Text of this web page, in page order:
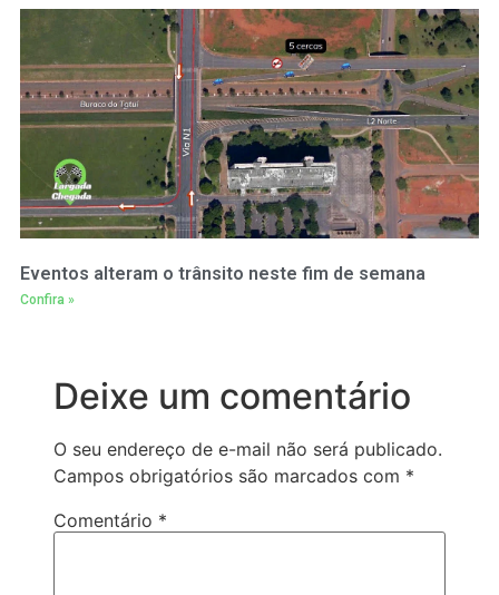
Eventos alteram o trânsito neste fim de semana
Confira »
Deixe um comentário
O seu endereço de e-mail não será publicado.
Campos obrigatórios são marcados com *
Comentário *